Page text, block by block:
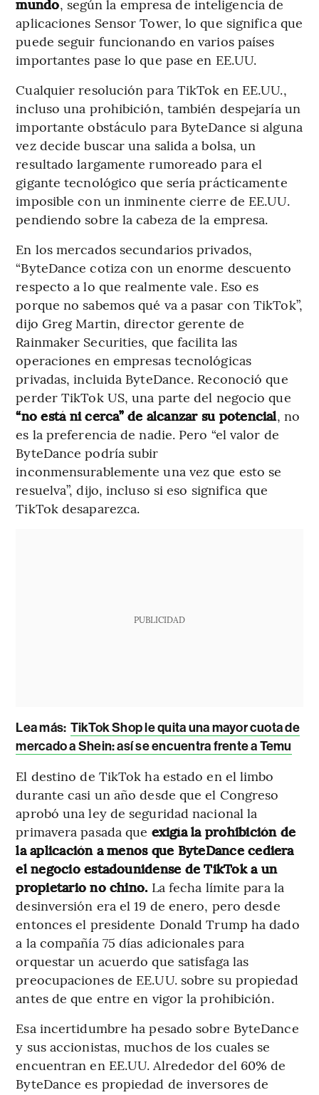
mundo, según la empresa de inteligencia de
aplicaciones Sensor Tower, lo que significa que
puede seguir funcionando en varios países
importantes pase lo que pase en EE.UU.
Cualquier resolución para TikTok en EE.UU.,
incluso una prohibición, también despejaría un
importante obstáculo para ByteDance si alguna
vez decide buscar una salida a bolsa, un
resultado largamente rumoreado para el
gigante tecnológico que sería prácticamente
imposible con un inminente cierre de EE.UU.
pendiendo sobre la cabeza de la empresa.
En los mercados secundarios privados,
“ByteDance cotiza con un enorme descuento
respecto a lo que realmente vale. Eso es
porque no sabemos qué va a pasar con TikTok”,
dijo Greg Martin, director gerente de
Rainmaker Securities, que facilita las
operaciones en empresas tecnológicas
privadas, incluida ByteDance. Reconoció que
perder TikTok US, una parte del negocio que
“no está ni cerca” de alcanzar su potencial, no
es la preferencia de nadie. Pero “el valor de
ByteDance podría subir
inconmensurablemente una vez que esto se
resuelva”, dijo, incluso si eso significa que
TikTok desaparezca.
PUBLICIDAD
Lea más: TikTok Shop le quita una mayor cuota de
mercado a Shein: así se encuentra frente a Temu
El destino de TikTok ha estado en el limbo
durante casi un año desde que el Congreso
aprobó una ley de seguridad nacional la
primavera pasada que exigía la prohibición de
la aplicación a menos que ByteDance cediera
el negocio estadounidense de TikTok a un
propietario no chino. La fecha límite para la
desinversión era el 19 de enero, pero desde
entonces el presidente Donald Trump ha dado
a la compañía 75 días adicionales para
orquestar un acuerdo que satisfaga las
preocupaciones de EE.UU. sobre su propiedad
antes de que entre en vigor la prohibición.
Esa incertidumbre ha pesado sobre ByteDance
y sus accionistas, muchos de los cuales se
encuentran en EE.UU. Alrededor del 60% de
ByteDance es propiedad de inversores de